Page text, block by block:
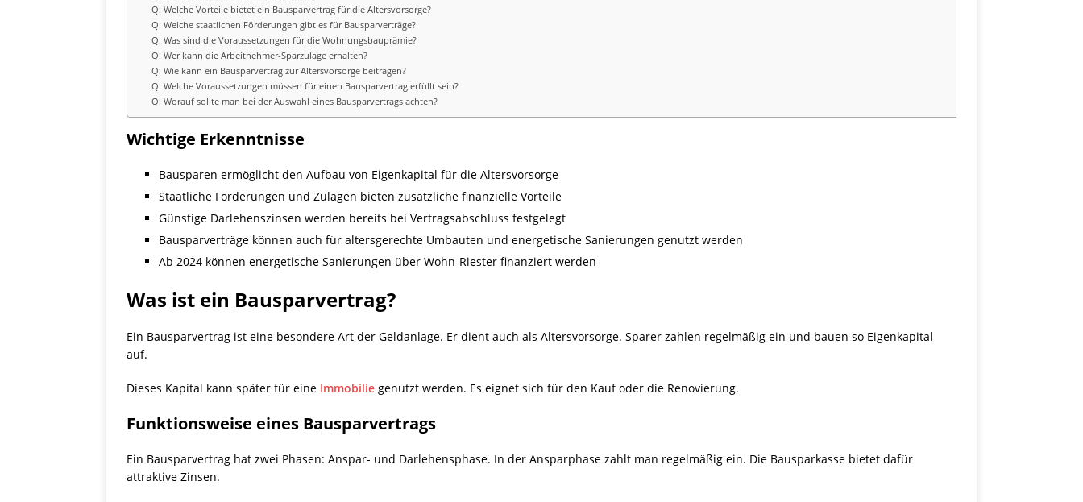
Q: Welche Vorteile bietet ein Bausparvertrag für die Altersvorsorge?
Q: Welche staatlichen Förderungen gibt es für Bausparverträge?
Q: Was sind die Voraussetzungen für die Wohnungsbauprämie?
Q: Wer kann die Arbeitnehmer-Sparzulage erhalten?
Q: Wie kann ein Bausparvertrag zur Altersvorsorge beitragen?
Q: Welche Voraussetzungen müssen für einen Bausparvertrag erfüllt sein?
Q: Worauf sollte man bei der Auswahl eines Bausparvertrags achten?
Wichtige Erkenntnisse
Bausparen ermöglicht den Aufbau von Eigenkapital für die Altersvorsorge
Staatliche Förderungen und Zulagen bieten zusätzliche finanzielle Vorteile
Günstige Darlehenszinsen werden bereits bei Vertragsabschluss festgelegt
Bausparverträge können auch für altersgerechte Umbauten und energetische Sanierungen genutzt werden
Ab 2024 können energetische Sanierungen über Wohn-Riester finanziert werden
Was ist ein Bausparvertrag?
Ein Bausparvertrag ist eine besondere Art der Geldanlage. Er dient auch als Altersvorsorge. Sparer zahlen regelmäßig ein und bauen so Eigenkapital
auf.
Dieses Kapital kann später für eine Immobilie genutzt werden. Es eignet sich für den Kauf oder die Renovierung.
Funktionsweise eines Bausparvertrags
Ein Bausparvertrag hat zwei Phasen: Anspar- und Darlehensphase. In der Ansparphase zahlt man regelmäßig ein. Die Bausparkasse bietet dafür
attraktive Zinsen.